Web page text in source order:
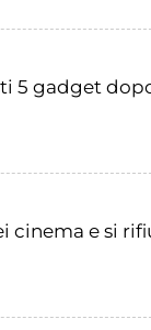
5 gadget
e si